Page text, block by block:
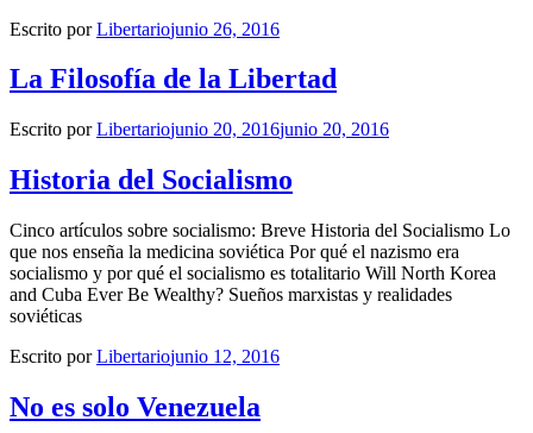
Escrito porLibertariojunio 26, 2016
La Filosofía de la Libertad
Escrito porLibertariojunio 20, 2016junio 20, 2016
Historia del Socialismo
Cinco artículos sobre socialismo: Breve Historia del Socialismo Lo
que nos enseña la medicina soviética Por qué el nazismo era
socialismo y por qué el socialismo es totalitario Will North Korea
and Cuba Ever Be Wealthy? Sueños marxistas y realidades
soviéticas
Escrito porLibertariojunio 12, 2016
No es solo Venezuela